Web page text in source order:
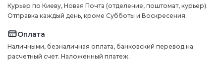
Курьер по Киеву, Новая Почта (отделение, поштомат, курьер).
Отправка каждый день, кроме Субботы и Воскресения.
Оплата
Наличными, безналичная оплата, банковский перевод на
расчетный счет. Наложенный платеж.